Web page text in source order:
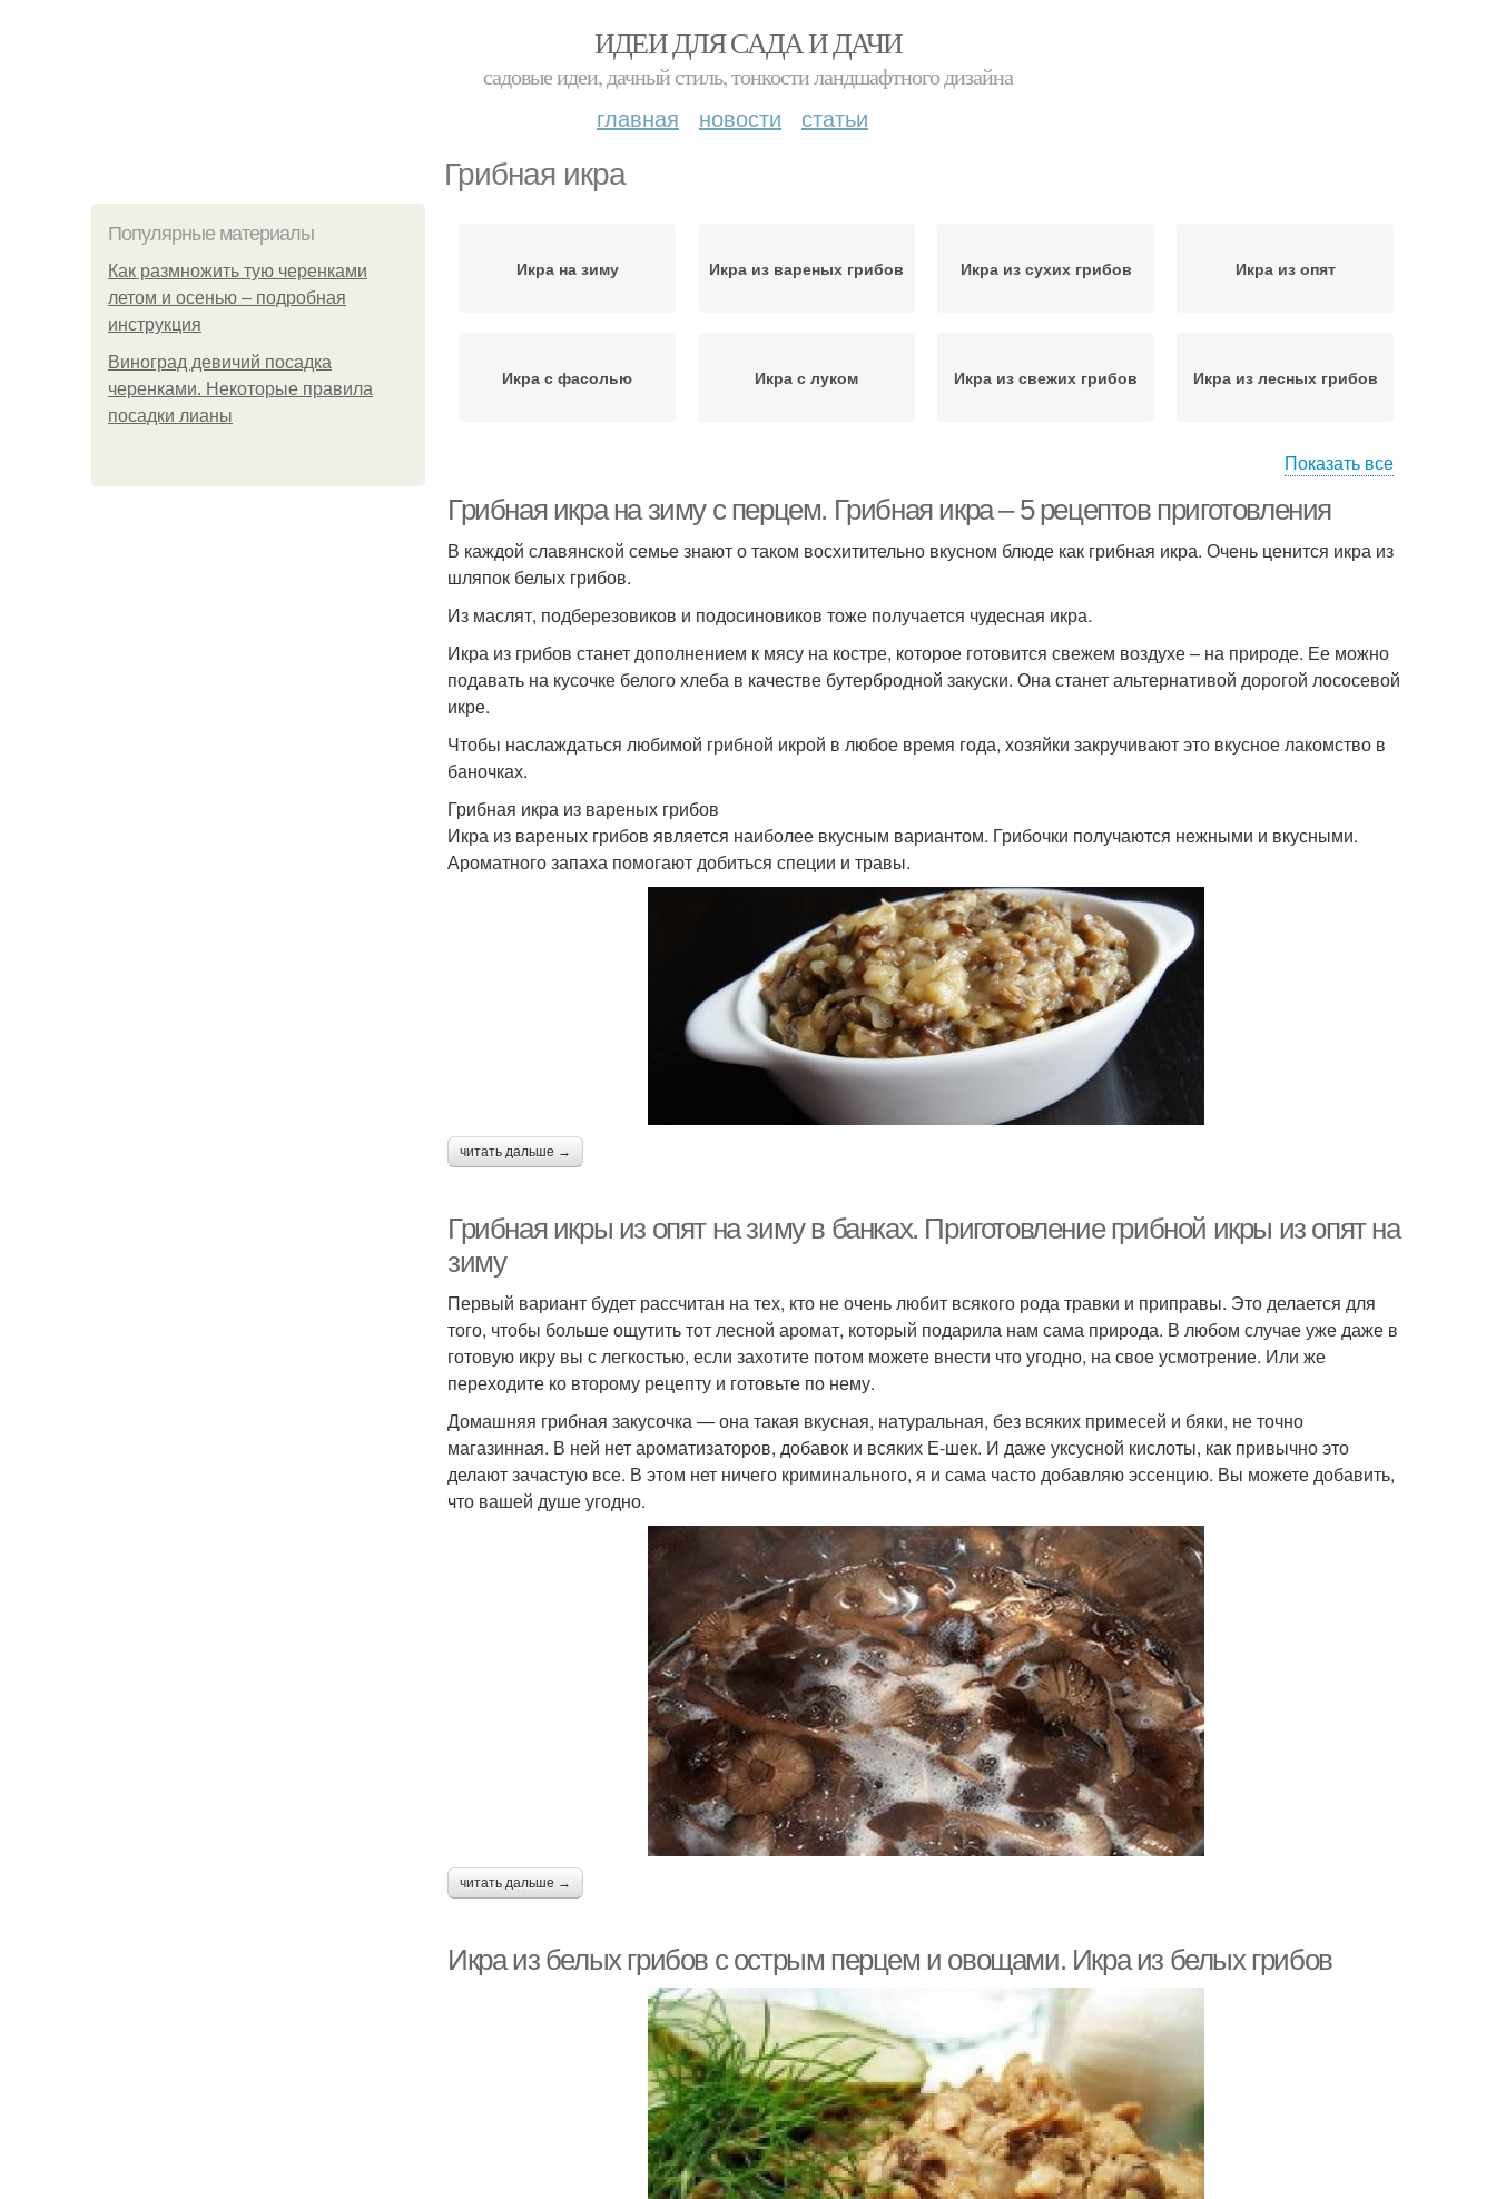
ИДЕИ ДЛЯ САДА И ДАЧИ
садовые идеи, дачный стиль, тонкости ландшафтного дизайна
главная новости статьи
Грибная икра
Популярные материалы
Как размножить тую черенками
летом и осенью – подробная
инструкция
Виноград девичий посадка
черенками. Некоторые правила
посадки лианы
Икра на зиму Икра из вареных грибов Икра из сухих грибов Икра из опят
Икра с фасолью Икра с луком Икра из свежих грибов Икра из лесных грибов
Икра с болгарским
Икра с майонезом
Вкусная икра Икра из вареных опят
Икра от лазерсона Ароматная икра
грибов
Грибная солянка Икра из соленых грибов
Икра из соленых
Овощная икра
Икра с чесноком Грибная закуска Икра с перцем
Показать все
Грибная икра на зиму с перцем. Грибная икра – 5 рецептов приготовления
В каждой славянской семье знают о таком восхитительно вкусном блюде как грибная икра. Очень ценится икра из
шляпок белых грибов.
Из маслят, подберезовиков и подосиновиков тоже получается чудесная икра.
Икра из грибов станет дополнением к мясу на костре, которое готовится свежем воздухе – на природе. Ее можно
подавать на кусочке белого хлеба в качестве бутербродной закуски. Она станет альтернативой дорогой лососевой
икре.
Чтобы наслаждаться любимой грибной икрой в любое время года, хозяйки закручивают это вкусное лакомство в
баночках.
Грибная икра из вареных грибов
Икра из вареных грибов является наиболее вкусным вариантом. Грибочки получаются нежными и вкусными.
Ароматного запаха помогают добиться специи и травы.
читать дальше →
Грибная икры из опят на зиму в банках. Приготовление грибной икры из опят на
зиму
Первый вариант будет рассчитан на тех, кто не очень любит всякого рода травки и приправы. Это делается для
того, чтобы больше ощутить тот лесной аромат, который подарила нам сама природа. В любом случае уже даже в
готовую икру вы с легкостью, если захотите потом можете внести что угодно, на свое усмотрение. Или же
переходите ко второму рецепту и готовьте по нему.
Домашняя грибная закусочка — она такая вкусная, натуральная, без всяких примесей и бяки, не точно
магазинная. В ней нет ароматизаторов, добавок и всяких Е-шек. И даже уксусной кислоты, как привычно это
делают зачастую все. В этом нет ничего криминального, я и сама часто добавляю эссенцию. Вы можете добавить,
что вашей душе угодно.
читать дальше →
Икра из белых грибов с острым перцем и овощами. Икра из белых грибов